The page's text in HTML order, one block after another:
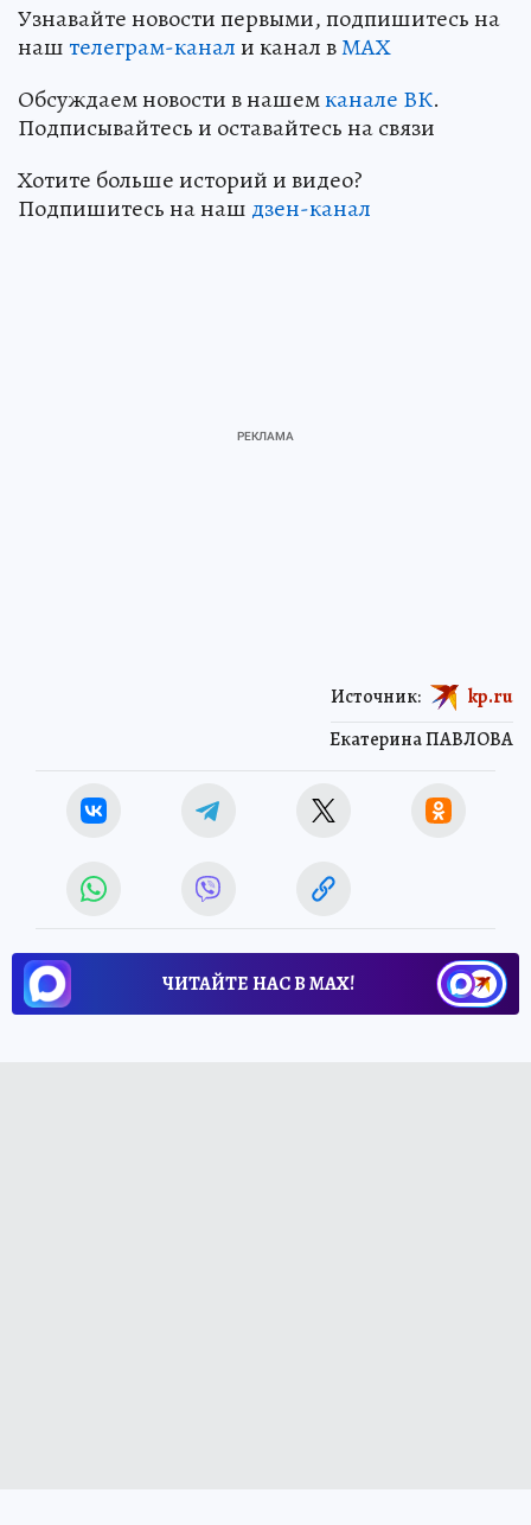
Узнавайте новости первыми, подпишитесь на
наштелеграм-канали канал вМАХ
Обсуждаем новости в нашемканале ВК.
Подписывайтесь и оставайтесь на связи
Хотите больше историй и видео?
Подпишитесь на наш дзен-канал
Екатерина ПАВЛОВА
Источник: kp.ru
ЧИТАЙТЕ НАС В МАХ!